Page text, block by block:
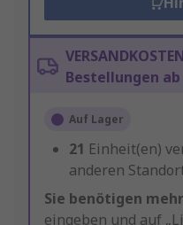
Bestellungen ab
Auf Lager
21 Einheit(en)
anderen
Sie benötigen
eingeben und auf